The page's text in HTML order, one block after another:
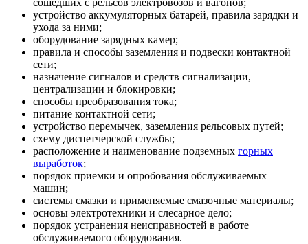
устройство аккумуляторных батарей, правила зарядки и
ухода за ними;
оборудование зарядных камер;
правила и способы заземления и подвески контактной
сети;
назначение сигналов и средств сигнализации,
централизации и блокировки;
способы преобразования тока;
питание контактной сети;
устройство перемычек, заземления рельсовых путей;
схему диспетчерской службы;
расположение и наименование подземных горных
выработок;
порядок приемки и опробования обслуживаемых
машин;
системы смазки и применяемые смазочные материалы;
основы электротехники и слесарное дело;
порядок устранения неисправностей в работе
обслуживаемого оборудования.